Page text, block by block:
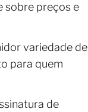
sobre preços e
variedade de
para quem
de